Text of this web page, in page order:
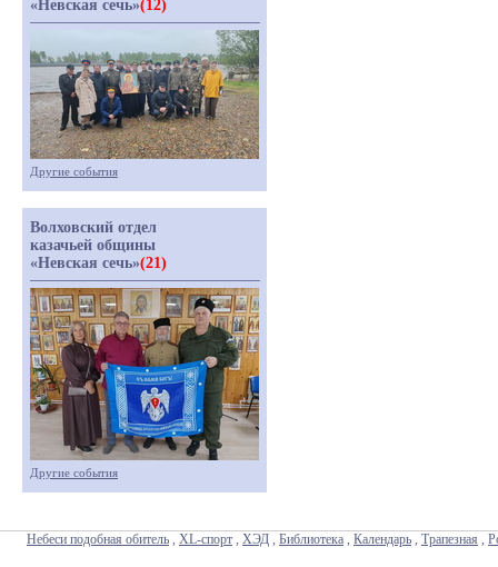
«Невская сечь»(12)
Другие события
Волховский отдел
казачьей общины
«Невская сечь»(21)
Другие события
Небеси подобная обитель , XL-спорт , ХЭД , Библиотека , Календарь , Трапезная ,